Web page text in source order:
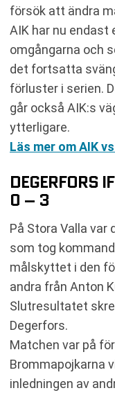
försök att ändra
AIK har nu endast
omgångarna och
det fortsatta
förluster i serien.
går också AIK:s
ytterligare.
Läs mer om AIK
DEGERFORS
0 – 3
På Stora Valla var
som tog
målskyttet i den
andra från Anton
Slutresultatet
Degerfors.
Matchen var på
Brommapojkarna
inledningen av